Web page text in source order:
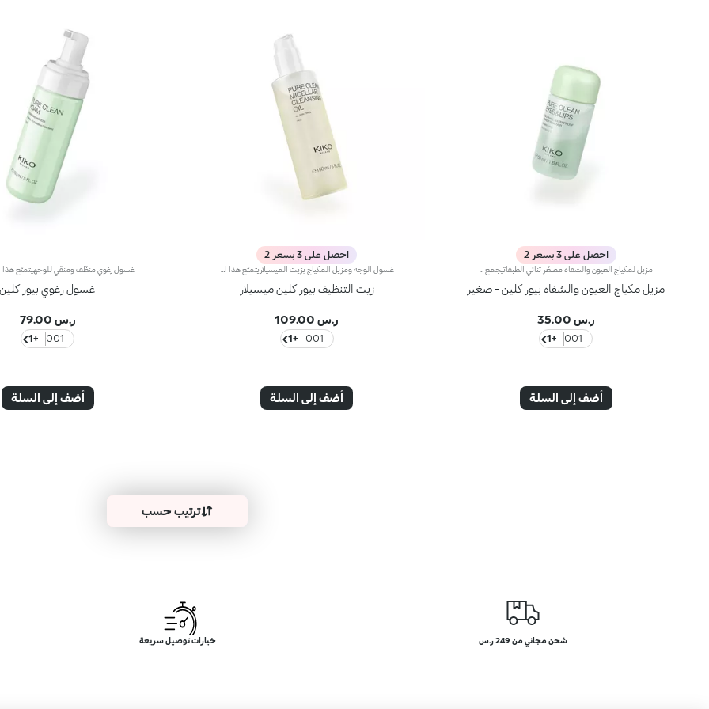
احصل على 3 بسعر 2
مزيل مكياج العيون والشفاه بيور كلين - صغير
ر.س 35.00
001
+1
أضف إلى السلة
احصل على 3 بسعر 2
زيت التنظيف بيور كلين ميسيلار
ر.س 109.00
001
+1
أضف إلى السلة
غسول رغوي بيور كلين
ر.س 79.00
001
+1
أضف إلى السلة
ترتيب حسب
شحن مجاني من 249 ر.س خيارات توصيل سريعة